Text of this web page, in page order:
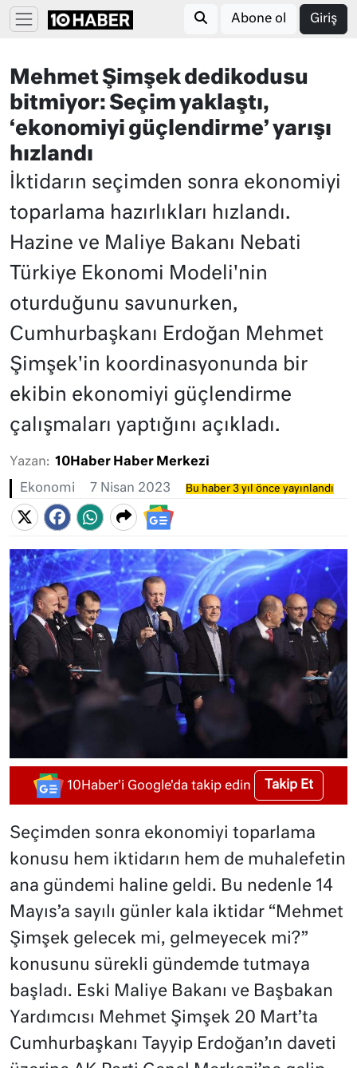
Abone ol Giriş
Mehmet Şimşek dedikodusu
bitmiyor: Seçim yaklaştı,
‘ekonomiyi güçlendirme’ yarışı
hızlandı
İktidarın seçimden sonra ekonomiyi
toparlama hazırlıkları hızlandı.
Hazine ve Maliye Bakanı Nebati
Türkiye Ekonomi Modeli'nin
oturduğunu savunurken,
Cumhurbaşkanı Erdoğan Mehmet
Şimşek'in koordinasyonunda bir
ekibin ekonomiyi güçlendirme
çalışmaları yaptığını açıkladı.
Yazan: 10Haber Haber Merkezi
Ekonomi 7 Nisan 2023 Bu haber 3 yıl önce yayınlandı
10Haber'i Google'da takip edin Takip Et
Seçimden sonra ekonomiyi toparlama
konusu hem iktidarın hem de muhalefetin
ana gündemi haline geldi. Bu nedenle 14
Mayıs’a sayılı günler kala iktidar “Mehmet
Şimşek gelecek mi, gelmeyecek mi?”
konusunu sürekli gündemde tutmaya
başladı. Eski Maliye Bakanı ve Başbakan
Yardımcısı Mehmet Şimşek 20 Mart’ta
Cumhurbaşkanı Tayyip Erdoğan’ın daveti